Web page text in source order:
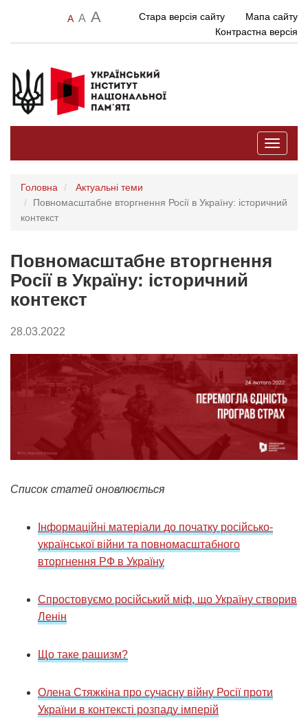
A A A Стара версія сайту
Мапа сайту
Контрастна версія
Toggle
Головна
Актуальні теми
Повномасштабне вторгнення Росії в Україну: історичний
контекст
Повномасштабне вторгнення
Росії в Україну: історичний
контекст
28.03.2022
Список статей оновлюється
Інформаційні матеріали до початку російсько-
української війни та повномасштабного
вторгнення РФ в Україну
Спростовуємо російський міф, що Україну створив
Ленін
Що таке рашизм?
Олена Стяжкіна про сучасну війну Росії проти
України в контексті розпаду імперій